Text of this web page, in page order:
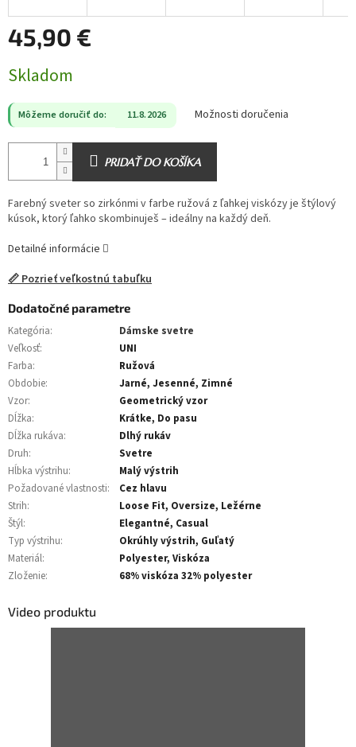
45,90 €
cena:
Skladom
Môžeme doručiť do: 11.8.2026 Možnosti doručenia
PRIDAŤ DO KOŠÍKA
Farebný sveter so zirkónmi v farbe ružová z ľahkej viskózy je štýlový
kúsok, ktorý ľahko skombinuješ – ideálny na každý deň.
Detailné informácie
📏 Pozrieť veľkostnú tabuľku
Dodatočné parametre
Kategória:
Dámske svetre
Veľkosť:
UNI
Farba:
Ružová
Obdobie:
Jarné, Jesenné, Zimné
Vzor:
Geometrický vzor
Dĺžka:
Krátke, Do pasu
Dĺžka rukáva:
Dlhý rukáv
Druh:
Svetre
Hĺbka výstrihu:
Malý výstrih
Požadované vlastnosti:
Cez hlavu
Strih:
Loose Fit, Oversize, Ležérne
Štýl:
Elegantné, Casual
Typ výstrihu:
Okrúhly výstrih, Guľatý
Materiál:
Polyester, Viskóza
Zloženie: 68% viskóza 32% polyester
Video produktu